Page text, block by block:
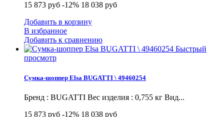
15 873 руб -12% 18 038 руб
Добавить в корзину
В избранное
Добавить к сравнению
Быстрый
просмотр
Сумка-шоппер Elsa BUGATTI \ 49460254
Бренд : BUGATTI Вес изделия : 0,755 кг Вид...
15 873 руб -12% 18 038 руб